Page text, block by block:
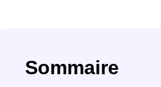
Sommaire